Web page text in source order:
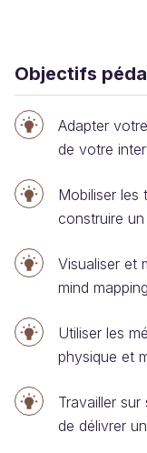
Objectifs
Adapter
de votre
Mobiliser les
construire
Visualiser et
mind mapping
Utiliser les
physique et
Travailler
de délivrer